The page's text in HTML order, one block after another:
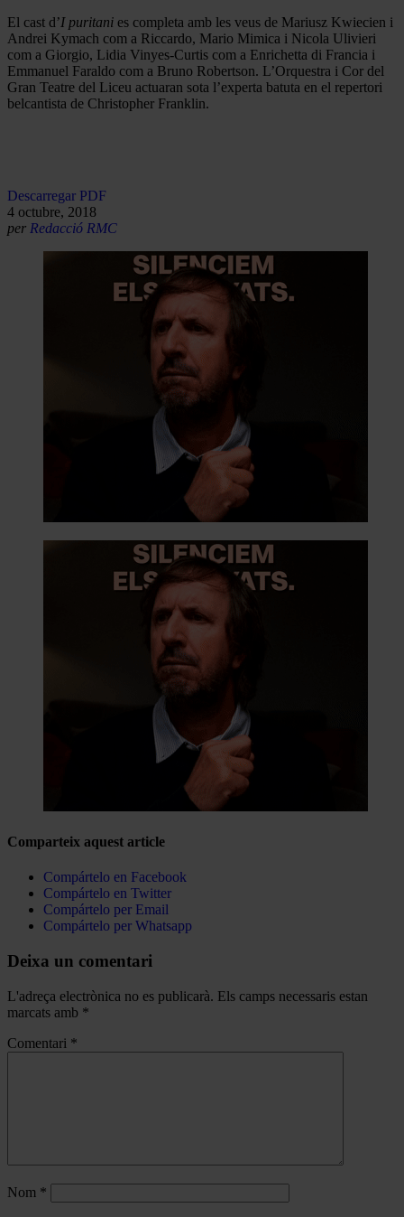
El cast d’I puritani es completa amb les veus de Mariusz Kwiecien i
Andrei Kymach com a Riccardo, Mario Mimica i Nicola Ulivieri
com a Giorgio, Lidia Vinyes-Curtis com a Enrichetta di Francia i
Emmanuel Faraldo com a Bruno Robertson. L’Orquestra i Cor del
Gran Teatre del Liceu actuaran sota l’experta batuta en el repertori
belcantista de Christopher Franklin.
Descarregar PDF
4 octubre, 2018
per Redacció RMC
Comparteix aquest article
Compártelo en Facebook
Compártelo en Twitter
Compártelo per Email
Compártelo per Whatsapp
Deixa un comentari
L'adreça electrònica no es publicarà. Els camps necessaris estan
marcats amb *
Comentari *
Nom *